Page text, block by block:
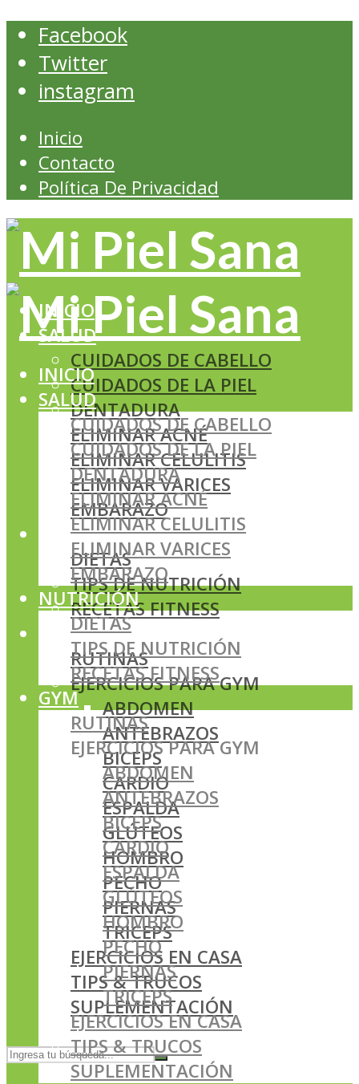
Facebook
Twitter
instagram
Inicio
Contacto
Política De Privacidad
INICIO
SALUD
CUIDADOS DE CABELLO
CUIDADOS DE LA PIEL
DENTADURA
ELIMINAR ACNÉ
ELIMINAR CELULITIS
ELIMINAR VARICES
EMBARAZO
NUTRICIÓN
DIETAS
TIPS DE NUTRICIÓN
RECETAS FITNESS
GYM
RUTINAS
EJERCICIOS PARA GYM
ABDOMEN
ANTEBRAZOS
BICEPS
CARDIO
ESPALDA
GLÚTEOS
HOMBRO
PECHO
PIERNAS
TRICEPS
EJERCICIOS EN CASA
TIPS & TRUCOS
SUPLEMENTACIÓN
INICIO
SALUD
CUIDADOS DE CABELLO
CUIDADOS DE LA PIEL
DENTADURA
ELIMINAR ACNÉ
ELIMINAR CELULITIS
ELIMINAR VARICES
EMBARAZO
NUTRICIÓN
DIETAS
TIPS DE NUTRICIÓN
RECETAS FITNESS
GYM
RUTINAS
EJERCICIOS PARA GYM
ABDOMEN
ANTEBRAZOS
BICEPS
CARDIO
ESPALDA
GLÚTEOS
HOMBRO
PECHO
PIERNAS
TRICEPS
EJERCICIOS EN CASA
TIPS & TRUCOS
SUPLEMENTACIÓN